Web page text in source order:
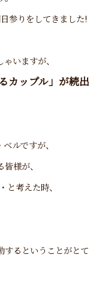
参りをしてきました!
いますが、
カップル」が続出
ルですが、
様が、
考えた時、
するということがとて